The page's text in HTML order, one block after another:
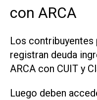
con ARCA
Los contribuyentes
registran deuda
ARCA con CUIT y
Luego deben